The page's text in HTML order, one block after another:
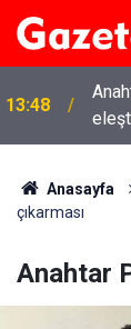
13:07
Anasayfa
çıkarması
Anahtar